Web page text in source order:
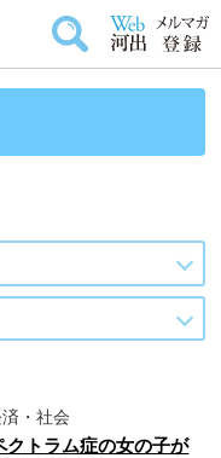
・社会
クトラム症の女の子が